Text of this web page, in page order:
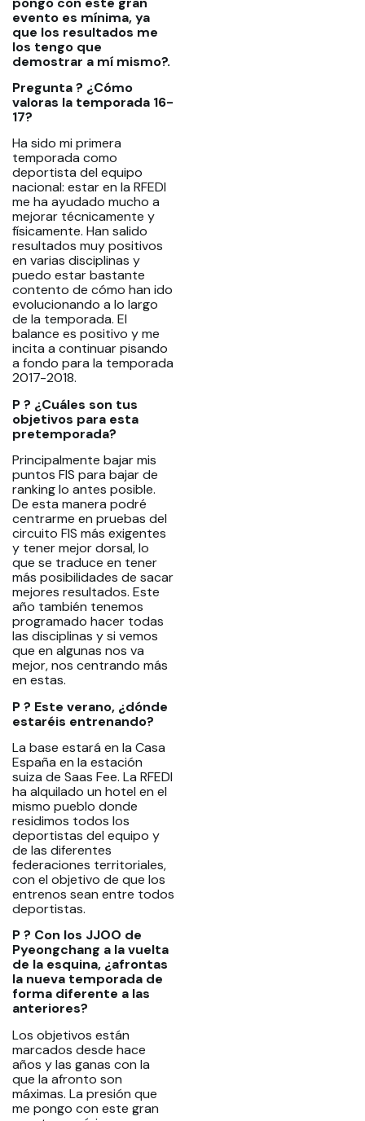
evento es mínima, ya
que los resultados me
los tengo que
demostrar a mí mismo?.
Pregunta ? ¿Cómo
valoras la temporada 16-
17?
Ha sido mi primera
temporada como
deportista del equipo
nacional: estar en la RFEDI
me ha ayudado mucho a
mejorar técnicamente y
físicamente. Han salido
resultados muy positivos
en varias disciplinas y
puedo estar bastante
contento de cómo han ido
evolucionando a lo largo
de la temporada. El
balance es positivo y me
incita a continuar pisando
a fondo para la temporada
2017-2018.
P ? ¿Cuáles son tus
objetivos para esta
pretemporada?
Principalmente bajar mis
puntos FIS para bajar de
ranking lo antes posible.
De esta manera podré
centrarme en pruebas del
circuito FIS más exigentes
y tener mejor dorsal, lo
que se traduce en tener
más posibilidades de sacar
mejores resultados. Este
año también tenemos
programado hacer todas
las disciplinas y si vemos
que en algunas nos va
mejor, nos centrando más
en estas.
P ? Este verano, ¿dónde
estaréis entrenando?
La base estará en la Casa
España en la estación
suiza de Saas Fee. La RFEDI
ha alquilado un hotel en el
mismo pueblo donde
residimos todos los
deportistas del equipo y
de las diferentes
federaciones territoriales,
con el objetivo de que los
entrenos sean entre todos
deportistas.
P ? Con los JJOO de
Pyeongchang a la vuelta
de la esquina, ¿afrontas
la nueva temporada de
forma diferente a las
anteriores?
Los objetivos están
marcados desde hace
años y las ganas con la
que la afronto son
máximas. La presión que
me pongo con este gran